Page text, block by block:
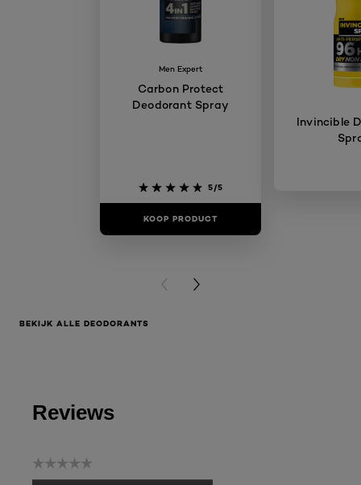
Men Expert
Carbon Protect
Deodorant Spray
5/5
KOOP PRODUCT
Invincible
PREVIOUS CARD
NEXT CARD
BEKIJK ALLE DEODORANTS
Reviews
☆☆☆☆☆
Geen